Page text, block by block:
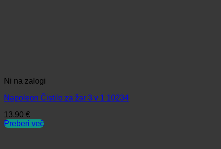
Ni na zalogi
Napoleon Čistilo za žar 3 v 1 10234
13,90 €
Preberi več